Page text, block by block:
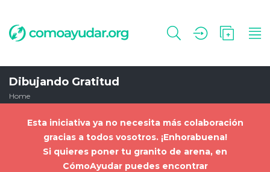
Dibujando Gratitud
Home
Esta iniciativa ya no necesita más colaboración
gracias a todos vosotros. ¡Enhorabuena!
Si quieres poner tu granito de arena, en
CómoAyudar puedes encontrar